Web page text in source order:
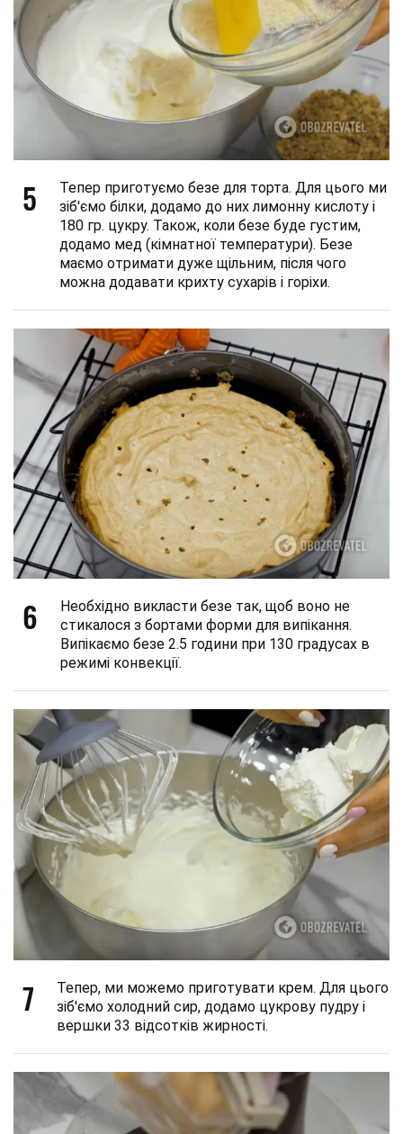
5
Тепер приготуємо безе для торта. Для цього ми
зіб'ємо білки, додамо до них лимонну кислоту і
180 гр. цукру. Також, коли безе буде густим,
додамо мед (кімнатної температури). Безе
маємо отримати дуже щільним, після чого
можна додавати крихту сухарів і горіхи.
6
Необхідно викласти безе так, щоб воно не
стикалося з бортами форми для випікання.
Випікаємо безе 2.5 години при 130 градусах в
режимі конвекції.
7
Тепер, ми можемо приготувати крем. Для цього
зіб'ємо холодний сир, додамо цукрову пудру і
вершки 33 відсотків жирності.